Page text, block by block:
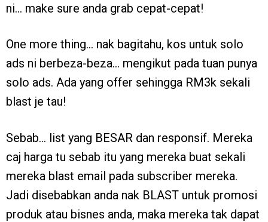
ni… make sure anda grab cepat-cepat!
One more thing… nak bagitahu, kos untuk solo
ads ni berbeza-beza… mengikut pada tuan punya
solo ads. Ada yang offer sehingga RM3k sekali
blast je tau!
Sebab… list yang BESAR dan responsif. Mereka
caj harga tu sebab itu yang mereka buat sekali
mereka blast email pada subscriber mereka.
Jadi disebabkan anda nak BLAST untuk promosi
produk atau bisnes anda, maka mereka tak dapat